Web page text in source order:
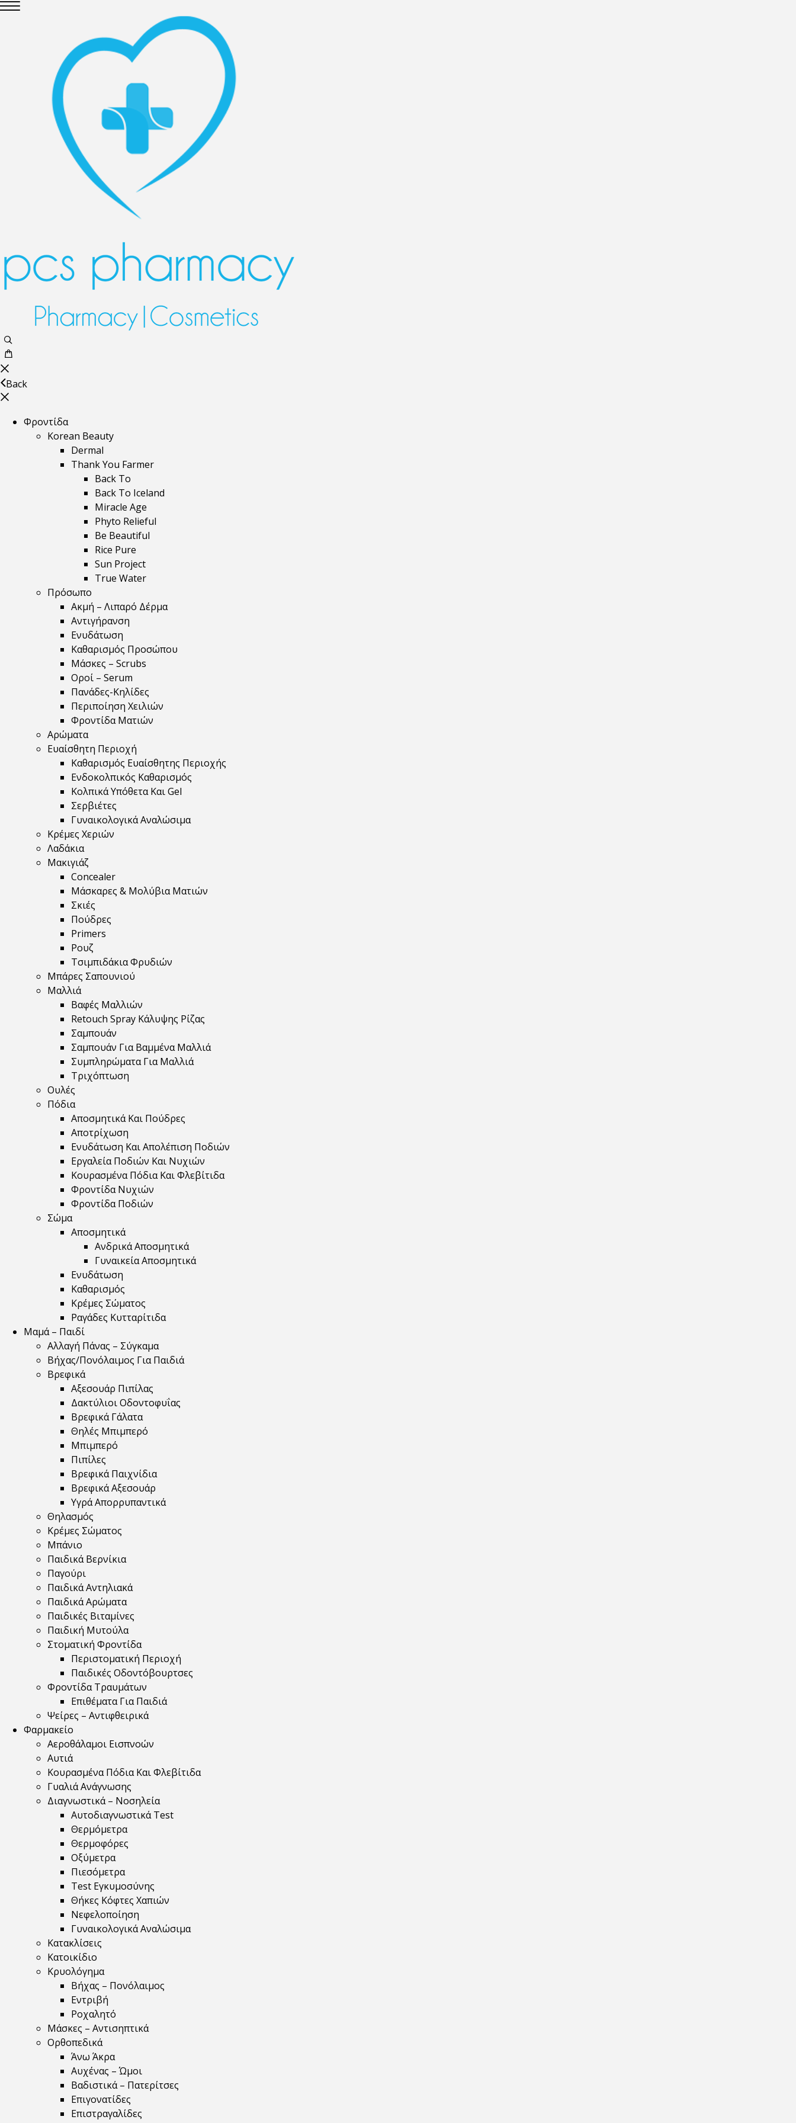
Back
Φροντίδα
Korean Beauty
Dermal
Thank You Farmer
Back To
Back To Iceland
Miracle Age
Phyto Relieful
Be Beautiful
Rice Pure
Sun Project
True Water
Πρόσωπο
Ακμή – Λιπαρό Δέρμα
Αντιγήρανση
Ενυδάτωση
Καθαρισμός Προσώπου
Μάσκες – Scrubs
Οροί – Serum
Πανάδες-Κηλίδες
Περιποίηση Χειλιών
Φροντίδα Ματιών
Αρώματα
Ευαίσθητη Περιοχή
Καθαρισμός Ευαίσθητης Περιοχής
Ενδοκολπικός Καθαρισμός
Κολπικά Υπόθετα Και Gel
Σερβιέτες
Γυναικολογικά Αναλώσιμα
Κρέμες Χεριών
Λαδάκια
Μακιγιάζ
Concealer
Μάσκαρες & Μολύβια Ματιών
Σκιές
Πούδρες
Primers
Ρουζ
Τσιμπιδάκια Φρυδιών
Μπάρες Σαπουνιού
Μαλλιά
Βαφές Μαλλιών
Retouch Spray Κάλυψης Ρίζας
Σαμπουάν
Σαμπουάν Για Βαμμένα Μαλλιά
Συμπληρώματα Για Μαλλιά
Τριχόπτωση
Ουλές
Πόδια
Αποσμητικά Και Πούδρες
Αποτρίχωση
Ενυδάτωση Και Απολέπιση Ποδιών
Εργαλεία Ποδιών Και Νυχιών
Κουρασμένα Πόδια Και Φλεβίτιδα
Φροντίδα Νυχιών
Φροντίδα Ποδιών
Σώμα
Αποσμητικά
Ανδρικά Αποσμητικά
Γυναικεία Αποσμητικά
Ενυδάτωση
Καθαρισμός
Κρέμες Σώματος
Ραγάδες Κυτταρίτιδα
Μαμά – Παιδί
Αλλαγή Πάνας – Σύγκαμα
Βήχας/Πονόλαιμος Για Παιδιά
Βρεφικά
Αξεσουάρ Πιπίλας
Δακτύλιοι Οδοντοφυΐας
Βρεφικά Γάλατα
Θηλές Μπιμπερό
Μπιμπερό
Πιπίλες
Βρεφικά Παιχνίδια
Βρεφικά Αξεσουάρ
Υγρά Απορρυπαντικά
Θηλασμός
Κρέμες Σώματος
Μπάνιο
Παιδικά Βερνίκια
Παγούρι
Παιδικά Αντηλιακά
Παιδικά Αρώματα
Παιδικές Βιταμίνες
Παιδική Μυτούλα
Στοματική Φροντίδα
Περιστοματική Περιοχή
Παιδικές Οδοντόβουρτσες
Φροντίδα Τραυμάτων
Επιθέματα Για Παιδιά
Ψείρες – Αντιφθειρικά
Φαρμακείο
Αεροθάλαμοι Εισπνοών
Αυτιά
Κουρασμένα Πόδια Και Φλεβίτιδα
Γυαλιά Ανάγνωσης
Διαγνωστικά – Νοσηλεία
Αυτοδιαγνωστικά Test
Θερμόμετρα
Θερμοφόρες
Οξύμετρα
Πιεσόμετρα
Test Εγκυμοσύνης
Θήκες Κόφτες Χαπιών
Νεφελοποίηση
Γυναικολογικά Αναλώσιμα
Κατακλίσεις
Κατοικίδιο
Κρυολόγημα
Βήχας – Πονόλαιμος
Εντριβή
Ροχαλητό
Μάσκες – Αντισηπτικά
Ορθοπεδικά
Άνω Άκρα
Αυχένας – Ώμοι
Βαδιστικά – Πατερίτσες
Επιγονατίδες
Επιστραγαλίδες